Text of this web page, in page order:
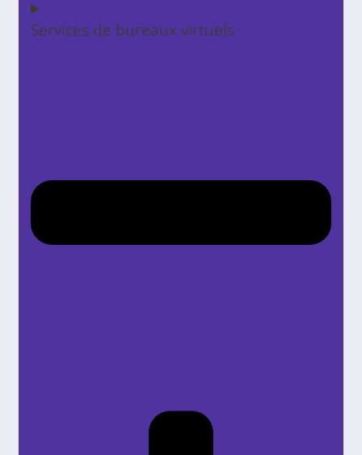
Services de bureaux virtuels